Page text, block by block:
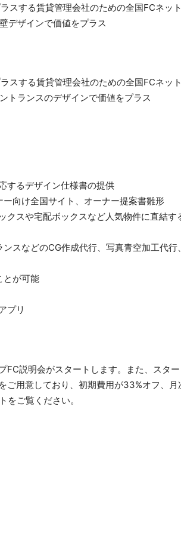
するデザイン仕様書の提供
向け全国サイト、オーナー提案書雛形
スや宅配ボックスなど人気物件に直結す
スなどのCG作成代行、写真青空加工代行
とが可能
プリ
説明会がスタートします。また、スタ
ご用意しており、初期費用が33%オフ、月
をご覧ください。